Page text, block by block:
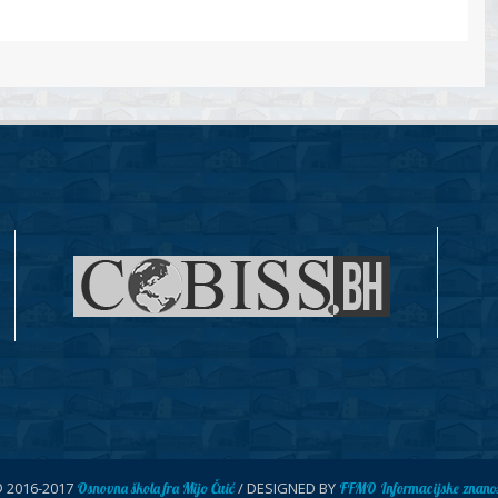
2017 Osnovna škola fra Mijo Čuić/ DESIGNED BY FFMO Informacijske